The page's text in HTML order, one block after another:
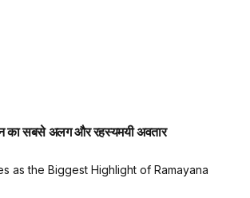
सबसे अलग और रहस्यमयी अवतार